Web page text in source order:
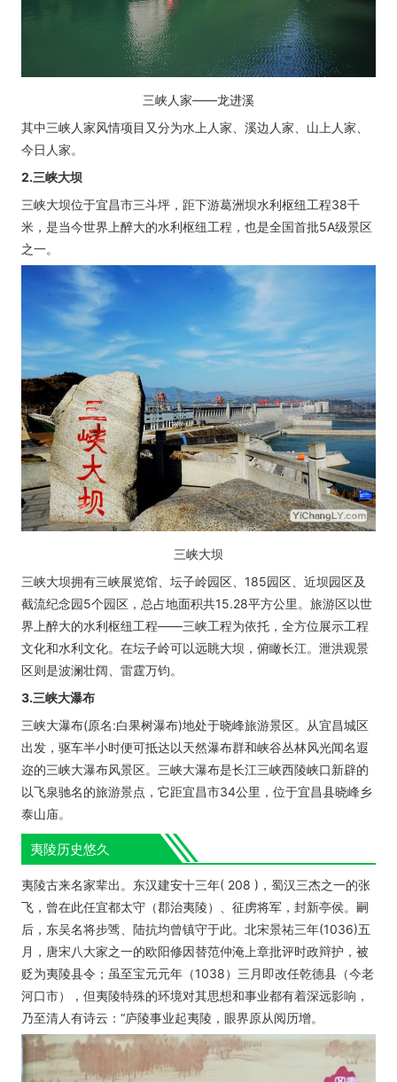
三峡人家——龙进溪
其中三峡人家风情项目又分为水上人家、溪边人家、山上人家、
今日人家。
2.三峡大坝
三峡大坝位于宜昌市三斗坪，距下游葛洲坝水利枢纽工程38千
米，是当今世界上醉大的水利枢纽工程，也是全国首批5A级景区
之一。
三峡大坝
三峡大坝拥有三峡展览馆、坛子岭园区、185园区、近坝园区及
截流纪念园5个园区，总占地面积共15.28平方公里。旅游区以世
界上醉大的水利枢纽工程——三峡工程为依托，全方位展示工程
文化和水利文化。在坛子岭可以远眺大坝，俯瞰长江。泄洪观景
区则是波澜壮阔、雷霆万钧。
3.三峡大瀑布
三峡大瀑布(原名:白果树瀑布)地处于晓峰旅游景区。从宜昌城区
出发，驱车半小时便可抵达以天然瀑布群和峡谷丛林风光闻名遐
迩的三峡大瀑布风景区。三峡大瀑布是长江三峡西陵峡口新辟的
以飞泉驰名的旅游景点，它距宜昌市34公里，位于宜昌县晓峰乡
泰山庙。
夷陵历史悠久
夷陵古来名家辈出。东汉建安十三年( 208 )，蜀汉三杰之一的张
飞，曾在此任宜都太守（郡治夷陵）、征虏将军，封新亭侯。嗣
后，东吴名将步骘、陆抗均曾镇守于此。北宋景祐三年(1036)五
月，唐宋八大家之一的欧阳修因替范仲淹上章批评时政辩护，被
贬为夷陵县令；虽至宝元元年（1038）三月即改任乾德县（今老
河口市），但夷陵特殊的环境对其思想和事业都有着深远影响，
乃至清人有诗云：“庐陵事业起夷陵，眼界原从阅历增。